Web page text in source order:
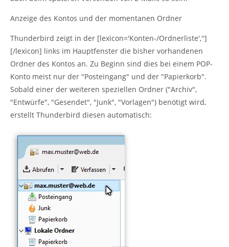
Anzeige des Kontos und der momentanen Ordner
Thunderbird zeigt in der [lexicon='Konten-/Ordnerliste','']
[/lexicon] links im Hauptfenster die bisher vorhandenen
Ordner des Kontos an. Zu Beginn sind dies bei einem POP-
Konto meist nur der "Posteingang" und der "Papierkorb".
Sobald einer der weiteren speziellen Ordner ("Archiv",
"Entwürfe", "Gesendet", "Junk", "Vorlagen") benötigt wird,
erstellt Thunderbird diesen automatisch: